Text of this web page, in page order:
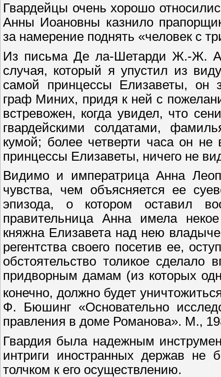
Гвардейцы очень хорошо
Анны Иоановны казнило
за намерение поднять «человек с
Из письма Де ла-Шетарди Ж.-Ж.
случая, который я упустил из
самой принцессы Елизаветы, он
граф Миних, придя к ней с
встревожен, когда увидел, что
гвардейскими солдатами,
кумой; более четверти часа он
принцессы Елизаветы, ничего не
Видимо и императрица Анна
чувства, чем объясняется ее
эпизода, о котором оставил
правительница Анна имела
княжна Елизавета над нею
регентства своего посетив ее,
обстоятельство толикое
придворным дамам (из которых
конечно, должно будет
Ф. Бюшинг «Основательно
правления в доме Романова». М.,
Гвардия была надежным
интриги иностранных держав не
толчком к его осуществлению.